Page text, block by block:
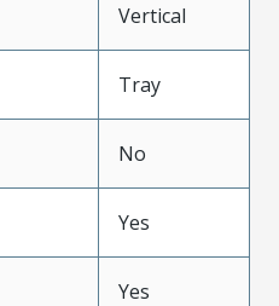
Vertical
Tray
No
Yes
Yes